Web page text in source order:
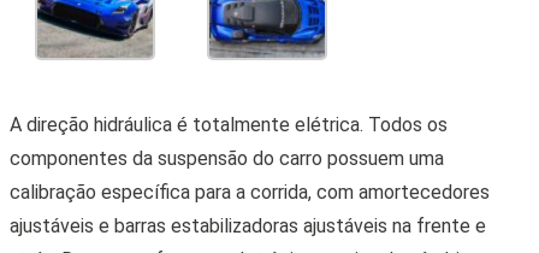
A direção hidráulica é totalmente elétrica. Todos os
componentes da suspensão do carro possuem uma
calibração específica para a corrida, com amortecedores
ajustáveis ​​e barras estabilizadoras ajustáveis ​​na frente e